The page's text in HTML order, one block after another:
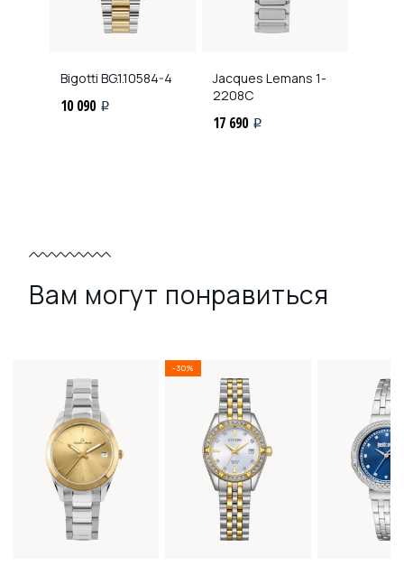
Bigotti BG.1.10584-4
10 090 i
Jacques Lemans 1-
2208C
17 690 i
Вам могут понравиться
-30%